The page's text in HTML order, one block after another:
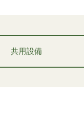
共用設備